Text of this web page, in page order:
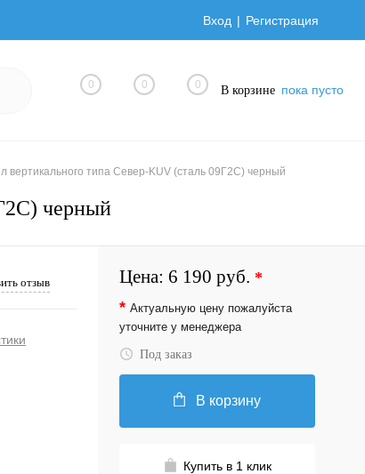
Вход Регистрация
0 0 0 В корзине пока пусто
вертикального типа Север-KUV (сталь 09Г2С) черный
черный
отзыв Цена: 6 190 руб. *
* Актуальную цену пожалуйста
уточните у менеджера
Под заказ
В корзину
Купить в 1 клик